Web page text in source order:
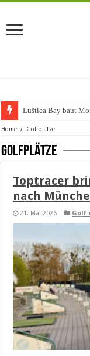
Luštica Bay baut
Home / Golfplätze
Golfplätze
Toptracer
nach
21. Mai 2026 Golf